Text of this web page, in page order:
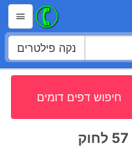
נקה פילטרים
חיפוש דפים דומים